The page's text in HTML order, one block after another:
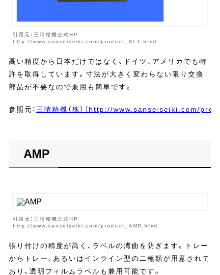
引用元：三晴精機公式HP
http://www.sanseiseiki.com/product_SL1.html
高い精度から日本だけではなく、ドイツ、アメリカでも特
許を取得しています。寸法が大きく変わらない限り交換
部品が不要なので兼用も簡単です。
参照元： 三晴精機（株）（http://www.sanseiseiki.com/
AMP
引用元：三晴精機公式HP
http://www.sanseiseiki.com/product_AMP.html
張り付けの精度が高く、ラベルの湾曲を防ぎます。トレー
からトレー、あるいはインライン型の二種類が用意されて
おり、透明フィルムラベルも兼用可能です。